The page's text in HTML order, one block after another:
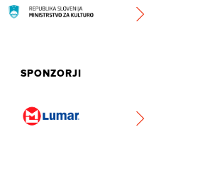
SPONZORJI